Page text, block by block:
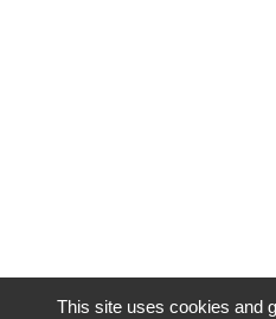
This site uses cookies and